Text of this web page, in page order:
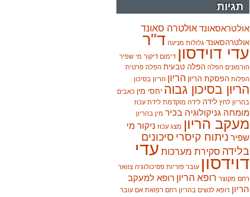
תגיות
אולטראסאונדאולטרה סאונד
אולטרהסאונד גלולות מניעה ד"ר
עדי דוידסון דימום דיקור מי שפיר
הורמונים הפלה הפלה טבעית הפלה פרטית
הפלות הפסקת הריון הריון הריון בסיכון
הריון בסיכון גבוה יחסי מין כאבים
בהריון לחץ לידה לידה מוקדמת לידת עכוז
מומחה גניקולוגיה בכיר מין בהריון
מעקב הריון מצג עכוז ניקור מי
שפיר ניתוח קיסרי סיכונים
בלידה סקירת מערכות עדי
דוידסון עובר פוריות פסיכולוגיה צוואר
רחם מקוצר רופא הריון רופא למעקב
הריון רופא לנשים בהריון רחם רפואת אם עובר